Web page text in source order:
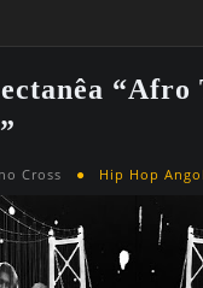
“Afro
Cross Hip Hop